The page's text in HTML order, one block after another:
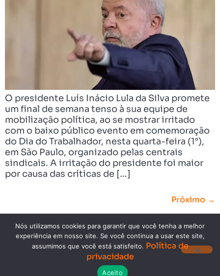
O presidente Luís Inácio Lula da Silva promete
um final de semana tenso à sua equipe de
mobilização política, ao se mostrar irritado
com o baixo público evento em comemoração
do Dia do Trabalhador, nesta quarta-feira (1°),
em São Paulo, organizado pelas centrais
sindicais. A irritação do presidente foi maior
por causa das críticas de […]
Próximo →
Copyright © 2023. Todos os direitos reservados.
Nós utilizamos cookies para garantir que você tenha a melhor
experiência em nosso site. Se você continua a usar este site,
assumimos que você está satisfeito. Política de
privacidade
Aceito